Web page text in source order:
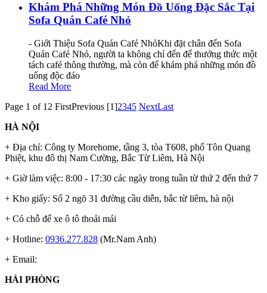
Khám Phá Những Món Đồ Uống Đặc Sắc Tại
Sofa Quán Café Nhỏ
- Giới Thiệu Sofa Quán Café NhỏKhi đặt chân đến Sofa
Quán Café Nhỏ, người ta không chỉ đến để thưởng thức một
tách café thông thường, mà còn để khám phá những món đồ
uống độc đáo
Read More
Page 1 of 12 FirstPrevious [1]2345 NextLast
HÀ NỘI
+ Địa chỉ: Công ty Morehome, tầng 3, tòa T608, phố Tôn Quang
Phiệt, khu đô thị Nam Cường, Bắc Từ Liêm, Hà Nội
+ Giờ làm việc: 8:00 - 17:30 các ngày trong tuần từ thứ 2 đến thứ 7
+ Kho giấy: Số 2 ngõ 31 đường cầu diễn, bắc từ liêm, hà nội
+ Có chỗ để xe ô tô thoải mái
+ Hotline: 0936.277.828 (Mr.Nam Anh)
+ Email:
HẢI PHÒNG